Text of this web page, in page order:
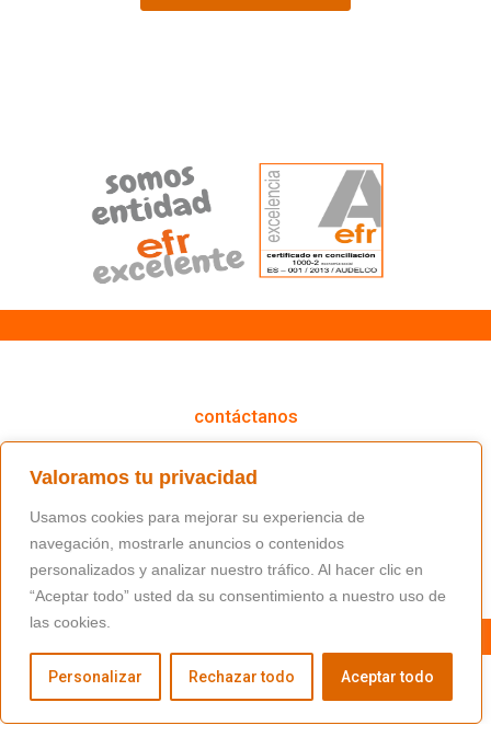
Valoramos tu privacidad
Usamos cookies para mejorar su experiencia de
navegación, mostrarle anuncios o contenidos
personalizados y analizar nuestro tráfico. Al hacer clic en
“Aceptar todo” usted da su consentimiento a nuestro uso de
las cookies.
Personalizar Rechazar todo Aceptar todo
contáctanos
(+34) 91 766 98 56 / fundacion@masfamilia.org
síguenos en nuestras redes sociales